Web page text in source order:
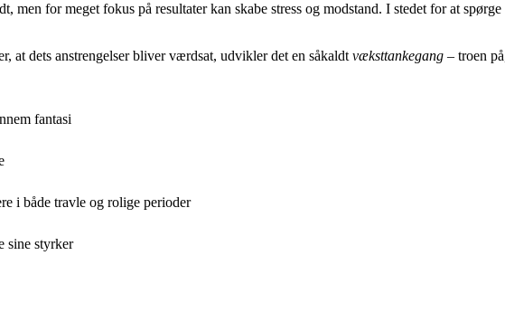
men for meget fokus på resultater kan skabe stress og modstand. I stedet for at
at dets anstrengelser bliver værdsat, udvikler det en såkaldt væksttankegang – troen
fantasi
i både travle og rolige perioder
sine styrker